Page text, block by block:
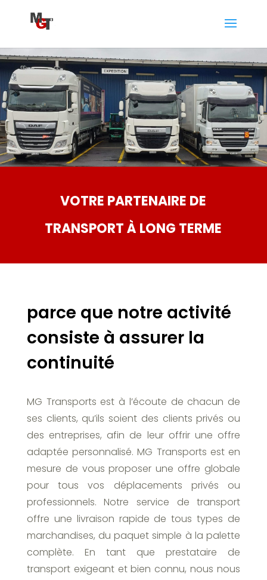
VOTRE PARTENAIRE DE
TRANSPORT À LONG TERME
parce que notre activité
consiste à assurer la
continuité
MG Transports est à l’écoute de chacun de
ses clients, qu’ils soient des clients privés ou
des entreprises, afin de leur offrir une offre
adaptée personnalisé. MG Transports est en
mesure de vous proposer une offre globale
pour tous vos déplacements privés ou
professionnels. Notre service de transport
offre une livraison rapide de tous types de
marchandises, du paquet simple à la palette
complète. En tant que prestataire de
transport exigeant et bien connu, nous nous